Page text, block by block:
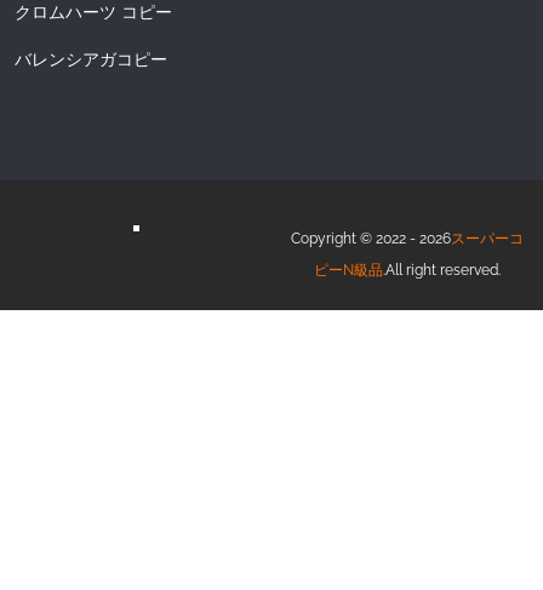
クロムハーツ コピー
バレンシアガコピー
Copyright © 2022 - 2026スーパーコ
ピーN級品 .All right reserved.